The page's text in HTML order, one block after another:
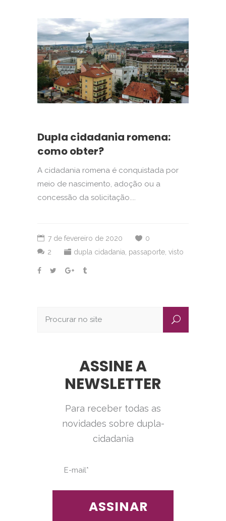
Dupla cidadania romena:
como obter?
A cidadania romena é conquistada por
meio de nascimento, adoção ou a
concessão da solicitação....
7 de fevereiro de 2020
0
2
dupla cidadania passaporte visto
ASSINE A
NEWSLETTER
Para receber todas as
novidades sobre dupla-
cidadania